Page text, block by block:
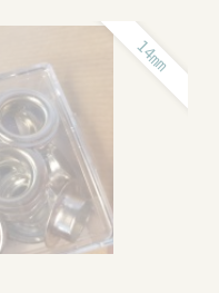
14mm